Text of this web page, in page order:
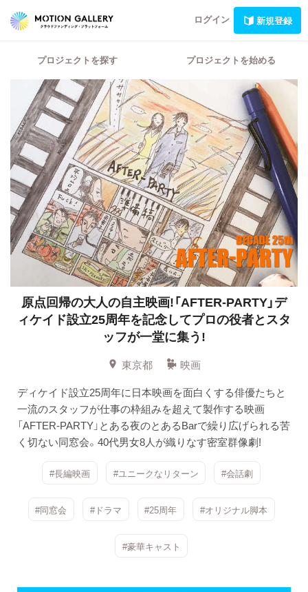
ログイン 新規登録
プロジェクトを探す プロジェクトを始める
原点回帰の大人の自主映画!「AFTER-PARTY」デ
ィケイド設立25周年を記念してプロの役者とスタ
ッフが一堂に集う!
東京都
映画
ディケイド設立25周年に日本映画を面白くする俳優たちと
一流のスタッフが仕事の枠組みを超えて製作する映画
「AFTER-PARTY」とある夜のとあるBarで繰り広げられる苦
く切ない同窓会。40代男女8人が織りなす密室群像劇!
#長編映画 #ユニークなリターン #会話劇
#同窓会 #ドラマ #25周年 #オリジナル脚本
#豪華キャスト